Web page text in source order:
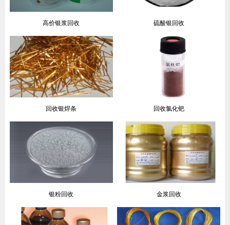
高价银浆回收 硫酸银回收
回收银焊条 回收氯化钯
银粉回收 金浆回收